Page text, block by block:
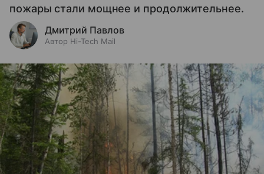
пожары стали мощнее и продолжительнее.
Дмитрий Павлов
Автор Hi-Tech Mail